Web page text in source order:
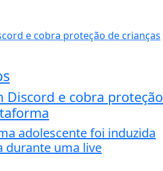
Discord e cobra proteção
adolescente foi induzida
durante uma live